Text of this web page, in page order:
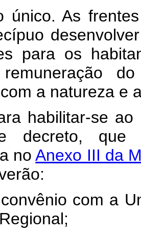
único. As
para os
a natureza e
habilitar-se
decreto, que
noAnexo III da
com a